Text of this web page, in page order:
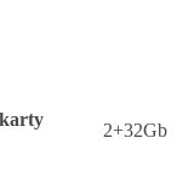
2+32Gb